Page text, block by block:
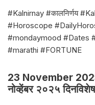
#Kalnirnay #कालनिर्णय
#Horoscope
#mondaymood #Dates
#marathi #FORTUNE
23 November
नोव्हेंबर २०२५ दिनविशेष